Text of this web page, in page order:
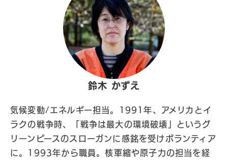
鈴木 かずえ
気候変動/エネルギー担当。1991年、アメリカとイ
ラクの戦争時、「戦争は最大の環境破壊」というグ
リーンピースのスローガンに感銘を受けボランティア
に。1993年から職員。核軍縮や原子力の担当を経